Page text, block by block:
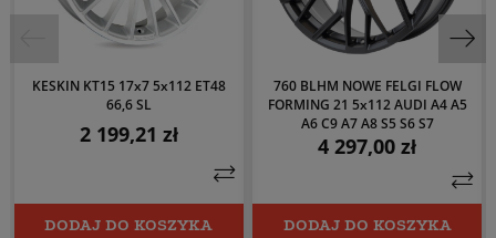
KESKIN KT15 17x7 5x112 ET48
66,6 SL
Cena
2 199,21 zł
DODAJ DO KOSZYKA
760 BLHM NOWE FELGI FLOW
FORMING 21 5x112 AUDI A4 A5
A6 C9 A7 A8 S5 S6 S7
Cena
4 297,00 zł
DODAJ DO KOSZYKA